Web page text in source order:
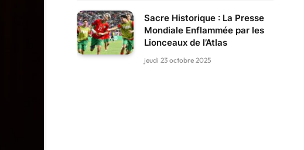
Sacre Historique : La Presse
Mondiale Enflammée par les
Lionceaux de l’Atlas
jeudi 23 octobre 2025